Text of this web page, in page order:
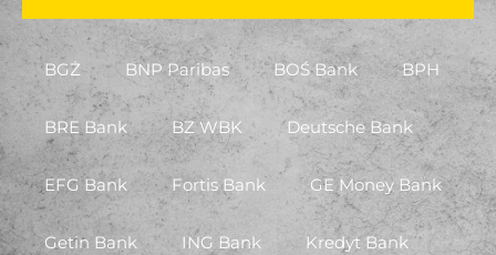
BGŻ BNP Paribas BOŚ Bank BPH
BRE Bank BZ WBK Deutsche Bank
EFG Bank Fortis Bank GE Money Bank
Getin Bank ING Bank Kredyt Bank